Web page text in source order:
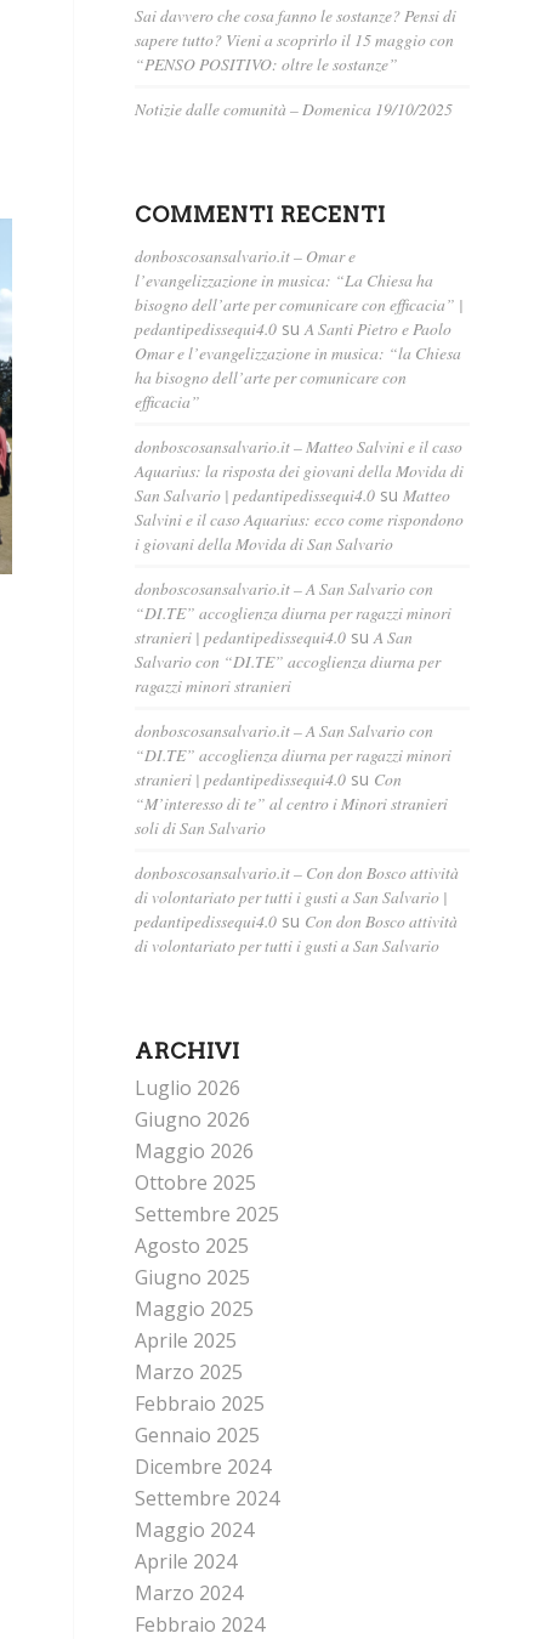
Sai davvero che cosa fanno le sostanze? Pensi di
sapere tutto? Vieni a scoprirlo il 15 maggio con
“PENSO POSITIVO: oltre le sostanze”
Notizie dalle comunità – Domenica 19/10/2025
COMMENTI RECENTI
donboscosansalvario.it – Omar e
l’evangelizzazione in musica: “La Chiesa ha
bisogno dell’arte per comunicare con efficacia” |
pedantipedissequi4.0 suA Santi Pietro e Paolo
Omar e l’evangelizzazione in musica: “la Chiesa
ha bisogno dell’arte per comunicare con
efficacia”
donboscosansalvario.it – Matteo Salvini e il caso
Aquarius: la risposta dei giovani della Movida di
San Salvario | pedantipedissequi4.0 suMatteo
Salvini e il caso Aquarius: ecco come rispondono
i giovani della Movida di San Salvario
donboscosansalvario.it – A San Salvario con
“DI.TE” accoglienza diurna per ragazzi minori
stranieri | pedantipedissequi4.0 suA San
Salvario con “DI.TE” accoglienza diurna per
ragazzi minori stranieri
donboscosansalvario.it – A San Salvario con
“DI.TE” accoglienza diurna per ragazzi minori
stranieri | pedantipedissequi4.0 su Con
“M’interesso di te” al centro i Minori stranieri
soli di San Salvario
donboscosansalvario.it – Con don Bosco attività
di volontariato per tutti i gusti a San Salvario |
pedantipedissequi4.0 su Con don Bosco attività
di volontariato per tutti i gusti a San Salvario
ARCHIVI
Luglio 2026
Giugno 2026
Maggio 2026
Ottobre 2025
Settembre 2025
Agosto 2025
Giugno 2025
Maggio 2025
Aprile 2025
Marzo 2025
Febbraio 2025
Gennaio 2025
Dicembre 2024
Settembre 2024
Maggio 2024
Aprile 2024
Marzo 2024
Febbraio 2024